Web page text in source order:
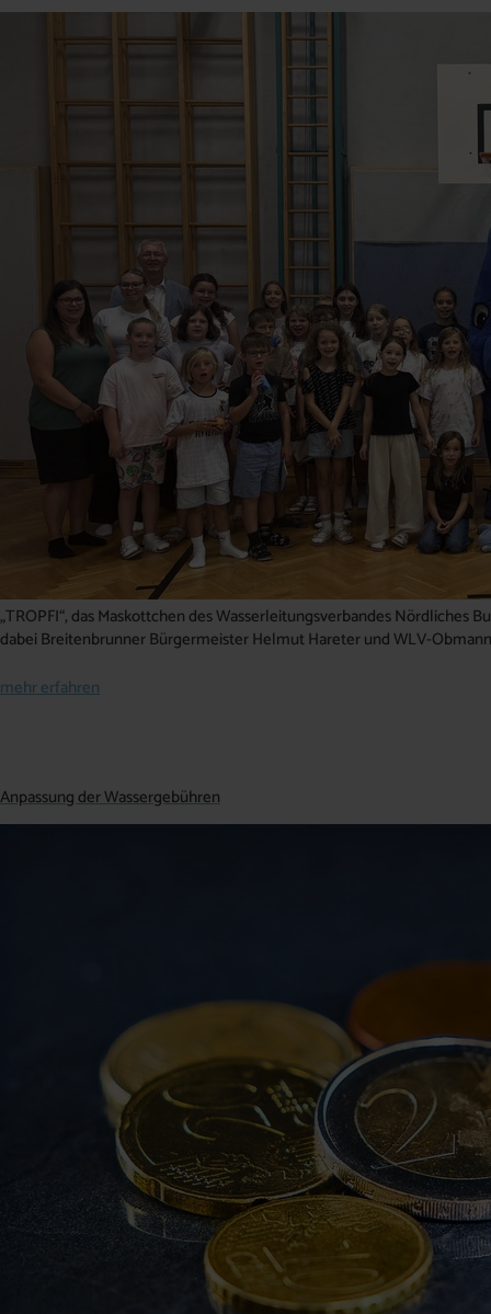
„TROPFI“, das Maskottchen des Wasserleitungsverbandes
dabei Breitenbrunner Bürgermeister Helmut Hareter und WLV-
mehr erfahren
Anpassung der Wassergebühren